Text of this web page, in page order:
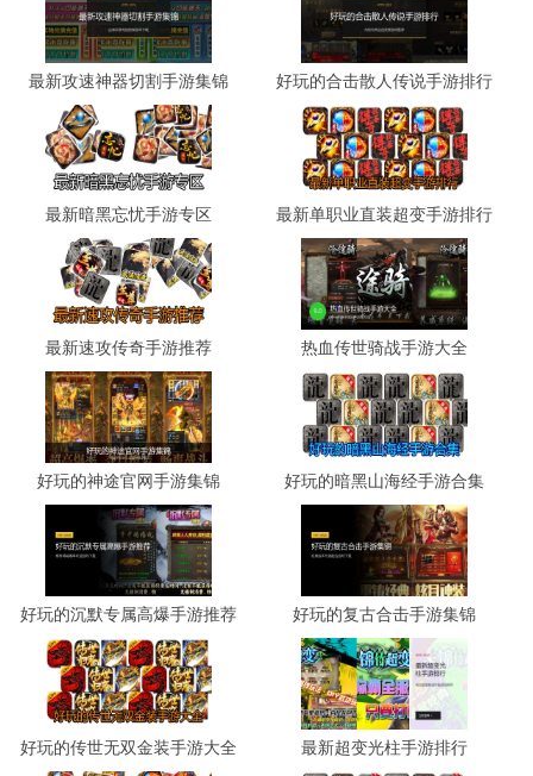
最新攻速神器切割手游集锦 好玩的合击散人传说手游排行
最新暗黑忘忧手游专区 最新单职业直装超变手游排行
最新速攻传奇手游推荐 热血传世骑战手游大全
好玩的神途官网手游集锦 好玩的暗黑山海经手游合集
好玩的沉默专属高爆手游推荐 好玩的复古合击手游集锦
好玩的传世无双金装手游大全 最新超变光柱手游排行